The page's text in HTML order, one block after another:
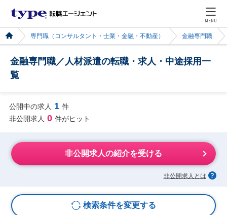
MENU
専門職（コンサルタント・士業・金融・不動産） 金融専門職
金融専門職／人材派遣の転職・求人・中途採用一
覧
公開中の求人 1 件
非公開求人 0 件がヒット
非公開求人の紹介を受ける
非公開求人とは
検索条件を変更する